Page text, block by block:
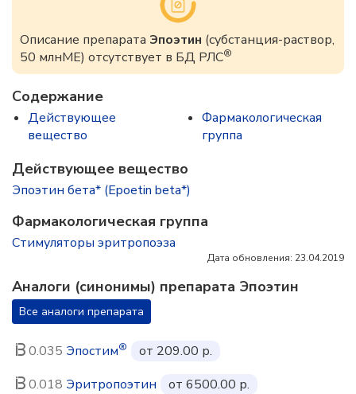
Описание препарата Эпоэтин (субстанция-раствор,
50 млнМЕ) отсутствует в БД РЛС®
Содержание
Действующее
вещество
Фармакологическая
группа
Действующее вещество
Эпоэтин бета* (Epoetin beta*)
Фармакологическая группа
Стимуляторы эритропоэза
Дата обновления: 23.04.2019
Аналоги (синонимы) препарата Эпоэтин
Все аналоги препарата
0.035 Эпостим®
от 209.00 р.
0.018 Эритропоэтин
от 6500.00 р.